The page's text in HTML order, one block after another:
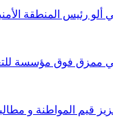
ألو رئيس المنطقة
ممزق فوق مؤسسة
قيم المواطنة و